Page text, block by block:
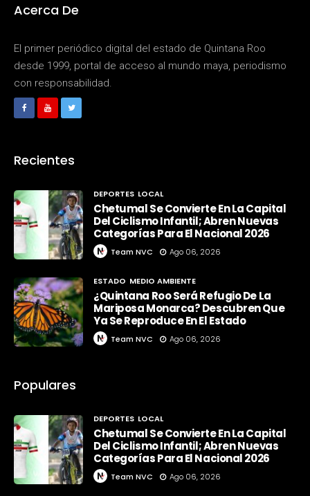
Acerca De
El primer periódico digital del estado de Quintana Roo
desde 1999, portal de acceso al mundo maya, periodismo
con responsabilidad.
Recientes
DEPORTES LOCAL
Chetumal Se Convierte En La Capital
Del Ciclismo Infantil; Abren Nuevas
Categorías Para El Nacional 2026
Team NVC Ago 06, 2026
ESTADO MEDIO AMBIENTE
¿Quintana Roo Será Refugio De La
Mariposa Monarca? Descubren Que
Ya Se Reproduce En El Estado
Team NVC Ago 06, 2026
Populares
DEPORTES LOCAL
Chetumal Se Convierte En La Capital
Del Ciclismo Infantil; Abren Nuevas
Categorías Para El Nacional 2026
Team NVC Ago 06, 2026